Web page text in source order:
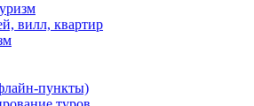
вилл, квартир
пункты)